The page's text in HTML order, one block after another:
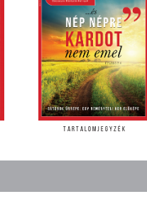
TARTALOMJEGYZÉK